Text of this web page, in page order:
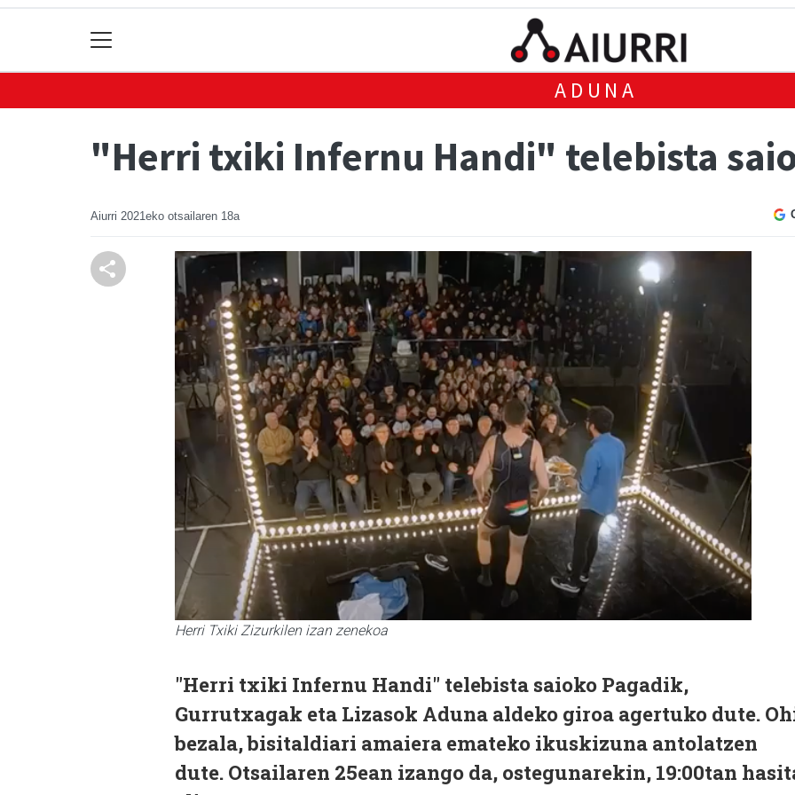
ADUNA
"Herri txiki Infernu Handi" telebista
Aiurri 2021eko otsailaren 18a
Herri Txiki Zizurkilen izan zenekoa
"Herri txiki Infernu Handi" telebista saioko Pagadik,
Gurrutxagak eta Lizasok Aduna aldeko giroa agertuko dute.
bezala, bisitaldiari amaiera emateko ikuskizuna antolatzen
dute. Otsailaren 25ean izango da, ostegunarekin, 19:00tan